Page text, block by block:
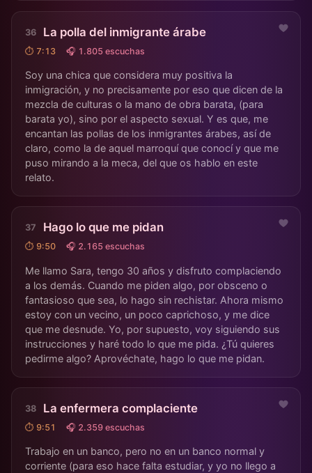
La polla del inmigrante árabe
⏱ 7:13 🎧 1.805 escuchas
Soy una chica que considera muy positiva la
inmigración, y no precisamente por eso que dicen de la
mezcla de culturas o la mano de obra barata, (para
barata yo), sino por el aspecto sexual. Y es que, me
encantan las pollas de los inmigrantes árabes, así de
claro, como la de aquel marroquí que conocí y que me
puso mirando a la meca, del que os hablo en este
relato.
Hago lo que me pidan
⏱ 9:50 🎧 2.165 escuchas
Me llamo Sara, tengo 30 años y disfruto complaciendo
a los demás. Cuando me piden algo, por obsceno o
fantasioso que sea, lo hago sin rechistar. Ahora mismo
estoy con un vecino, un poco caprichoso, y me dice
que me desnude. Yo, por supuesto, voy siguiendo sus
instrucciones y haré todo lo que me pida. ¿Tú quieres
pedirme algo? Aprovéchate, hago lo que me pidan.
La enfermera complaciente
⏱ 9:51 🎧 2.359 escuchas
Trabajo en un banco, pero no en un banco normal y
corriente (para eso hace falta estudiar, y yo no llego a